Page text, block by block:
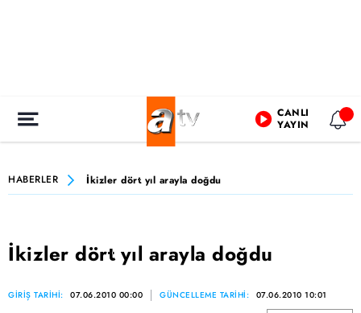
CANLI
YAYIN
HABERLER İkizler dört yıl arayla doğdu
İkizler dört yıl arayla doğdu
GİRİŞ TARİHİ: 07.06.2010 00:00 GÜNCELLEME TARİHİ: 07.06.2010 10:01